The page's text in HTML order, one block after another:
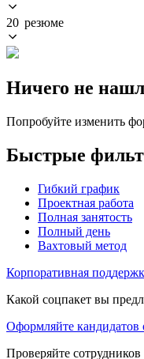
20 резюме
Ничего не
Попробуйте изменить
Быстрые
Гибкий график
Проектная работа
Полная занятость
Полный день
Вахтовый метод
Корпоративная
Какой соцпакет вы
Оформляйте кандидатов
Проверяйте